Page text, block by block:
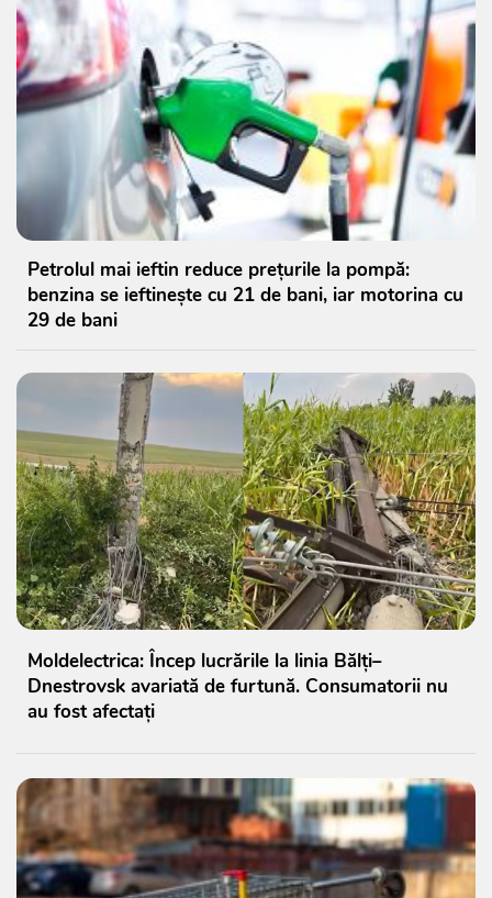
Petrolul mai ieftin reduce prețurile la pompă:
benzina se ieftinește cu 21 de bani, iar motorina cu
29 de bani
Moldelectrica: Încep lucrările la linia Bălți–
Dnestrovsk avariată de furtună. Consumatorii nu
au fost afectați